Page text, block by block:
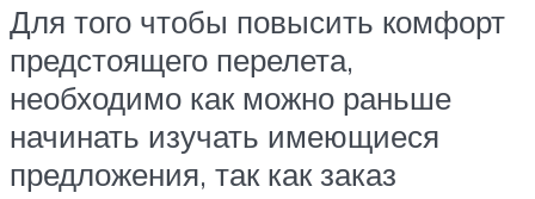
Для того чтобы повысить комфорт
предстоящего перелета,
необходимо как можно раньше
начинать изучать имеющиеся
предложения, так как заказ